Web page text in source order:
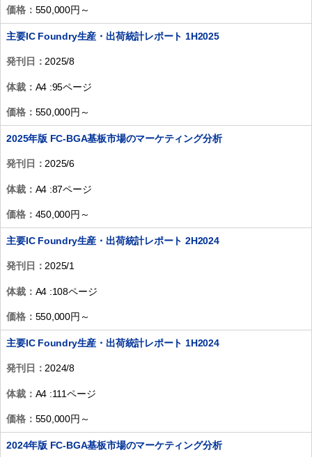
価格： 550,000円～
主要IC Foundry生産・出荷統計レポート 1H2025
発刊日：2025/8
体裁： A4 :95ページ
価格： 550,000円～
2025年版 FC-BGA基板市場のマーケティング分析
発刊日：2025/6
体裁： A4 :87ページ
価格： 450,000円～
主要IC Foundry生産・出荷統計レポート 2H2024
発刊日：2025/1
体裁： A4 :108ページ
価格： 550,000円～
主要IC Foundry生産・出荷統計レポート 1H2024
発刊日：2024/8
体裁： A4 :111ページ
価格： 550,000円～
2024年版 FC-BGA基板市場のマーケティング分析